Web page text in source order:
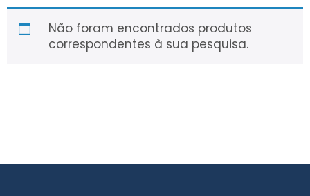
Não foram encontrados produtos
correspondentes à sua pesquisa.